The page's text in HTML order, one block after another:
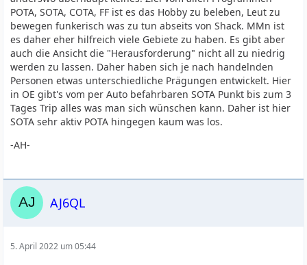
POTA, SOTA, COTA, FF ist es das Hobby zu beleben, Leut zu
bewegen funkerisch was zu tun abseits von Shack. MMn ist
es daher eher hilfreich viele Gebiete zu haben. Es gibt aber
auch die Ansicht die "Herausforderung" nicht all zu niedrig
werden zu lassen. Daher haben sich je nach handelnden
Personen etwas unterschiedliche Prägungen entwickelt. Hier
in OE gibt's vom per Auto befahrbaren SOTA Punkt bis zum 3
Tages Trip alles was man sich wünschen kann. Daher ist hier
SOTA sehr aktiv POTA hingegen kaum was los.
-AH-
AJ6QL
5. April 2022 um 05:44